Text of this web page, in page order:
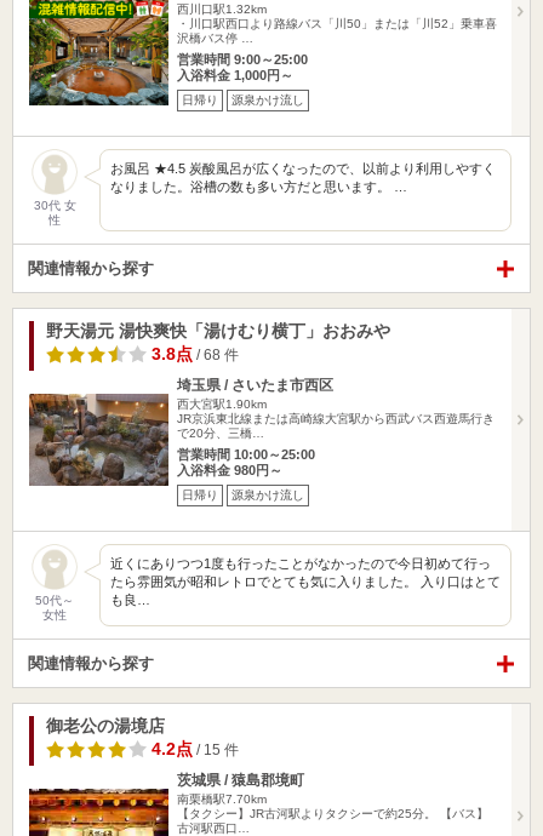
西川口駅1.32km
・川口駅西口より路線バス「川50」または「川52」乗車喜
沢橋バス停 …
営業時間 9:00～25:00
入浴料金 1,000円～
日帰り 源泉かけ流し
30代 女
性
お風呂 ★4.5 炭酸風呂が広くなったので、以前より利用しやすく
なりました。浴槽の数も多い方だと思います。 …
関連情報から探す
野天湯元 湯快爽快「湯けむり横丁」おおみや
3.8点 / 68 件
埼玉県 / さいたま市西区
西大宮駅1.90km
JR京浜東北線または高崎線大宮駅から西武バス西遊馬行き
で20分、三橋…
営業時間 10:00～25:00
入浴料金 980円～
日帰り 源泉かけ流し
50代～
女性
近くにありつつ1度も行ったことがなかったので今日初めて行っ
たら雰囲気が昭和レトロでとても気に入りました。 入り口はとて
も良…
関連情報から探す
御老公の湯境店
4.2点 / 15 件
茨城県 / 猿島郡境町
南栗橋駅7.70km
【タクシー】JR古河駅よりタクシーで約25分。 【バス】
古河駅西口…